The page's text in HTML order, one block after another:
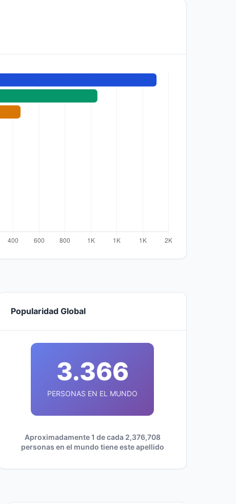
Popularidad Global
3.366
PERSONAS EN EL MUNDO
Aproximadamente 1 de cada 2,376,708
personas en el mundo tiene este apellido